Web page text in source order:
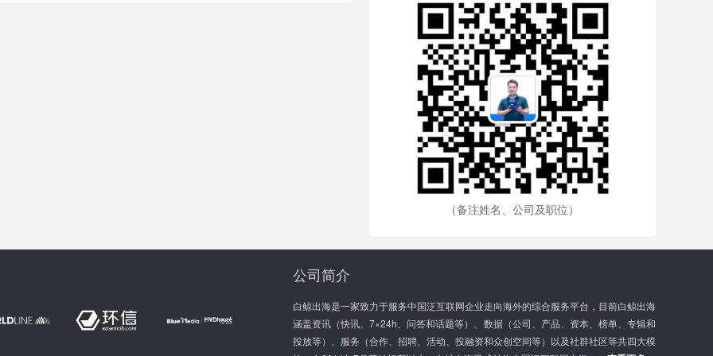
（备注姓名、公司及职位）
公司简介
白鲸出海是一家致力于服务中国泛互联网企业走向海外的综合服务平台，目前白鲸出海
涵盖资讯（快讯、7×24h、问答和话题等）、数据（公司、产品、资本、榜单、专辑和
投放等）、服务（合作、招聘、活动、投融资和众创空间等）以及社群社区等共四大模